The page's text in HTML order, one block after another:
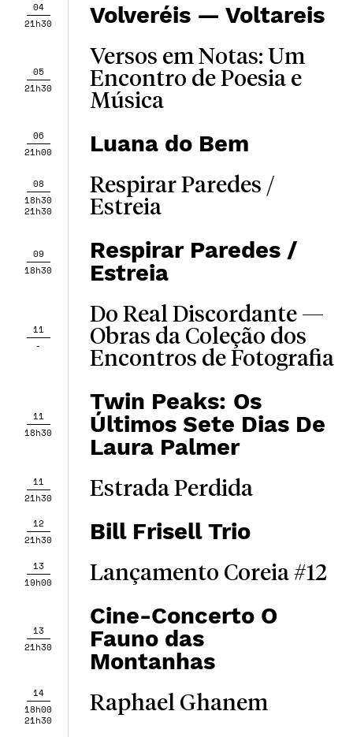
04
21h30
Volveréis — Voltareis
05
21h30
Versos em Notas: Um
Encontro de Poesia e
Música
06
21h00
Luana do Bem
08
18h30
21h30
Respirar Paredes /
Estreia
09
18h30
Respirar Paredes /
Estreia
11
-
Do Real Discordante —
Obras da Coleção dos
Encontros de Fotografia
11
18h30
Twin Peaks: Os
Últimos Sete Dias De
Laura Palmer
11
21h30
Estrada Perdida
12
21h30
Bill Frisell Trio
13
19h00
Lançamento Coreia #12
13
21h30
Cine-Concerto O
Fauno das
Montanhas
14
18h00
21h30
Raphael Ghanem